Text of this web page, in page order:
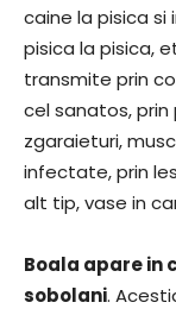
caine la pisica si
pisica la pisica,
transmite prin
cel sanatos,
zgaraieturi,
infectate, prin
alt tip, vase in
Boala apare in
sobolani.